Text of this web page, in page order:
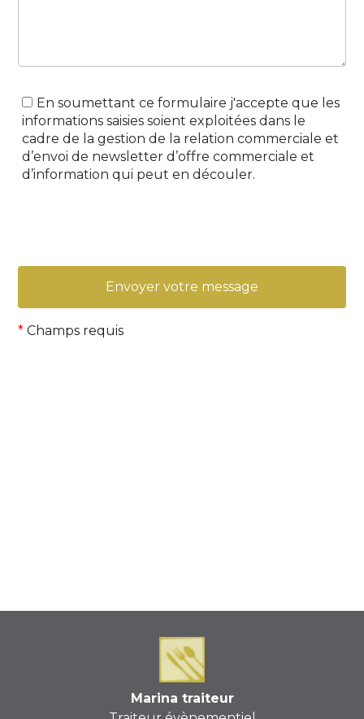
En soumettant ce formulaire j'accepte que les
informations saisies soient exploitées dans le
cadre de la gestion de la relation commerciale et
d’envoi de newsletter d’offre commerciale et
d’information qui peut en découler.
* Champs requis
Marina traiteur